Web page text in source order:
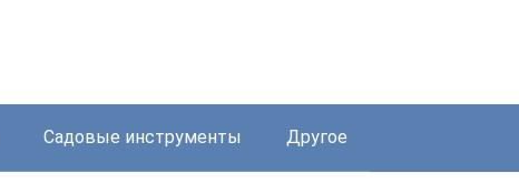
Садовые инструменты Другое